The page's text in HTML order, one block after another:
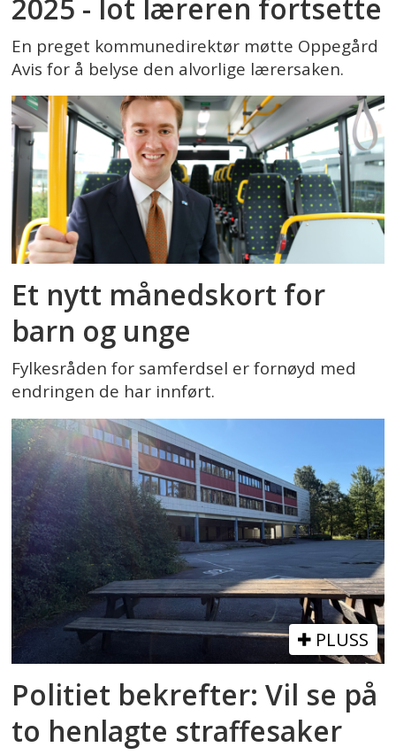
2025 - lot læreren fortsette
En preget kommunedirektør møtte Oppegård
Avis for å belyse den alvorlige lærersaken.
Et nytt månedskort for
barn og unge
Fylkesråden for samferdsel er fornøyd med
endringen de har innført.
PLUSS
Politiet bekrefter: Vil se på
to henlagte straffesaker